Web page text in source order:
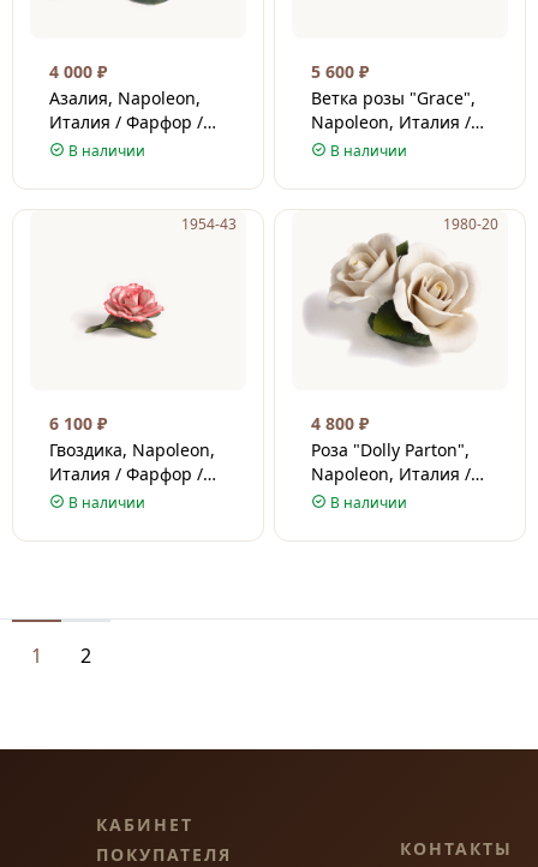
4 000 ₽
Азалия, Napoleon,
Италия / Фарфор /
4.5 см
В наличии
5 600 ₽
Ветка розы "Grace",
Napoleon, Италия /
Фарфор / 9 см
В наличии
1954-43
6 100 ₽
Гвоздика, Napoleon,
Италия / Фарфор /
7.5 см
В наличии
1980-20
4 800 ₽
Роза "Dolly Parton",
Napoleon, Италия /
Фарфор / 6 см
В наличии
1 2
КАБИНЕТ
ПОКУПАТЕЛЯ
КОНТАКТЫ